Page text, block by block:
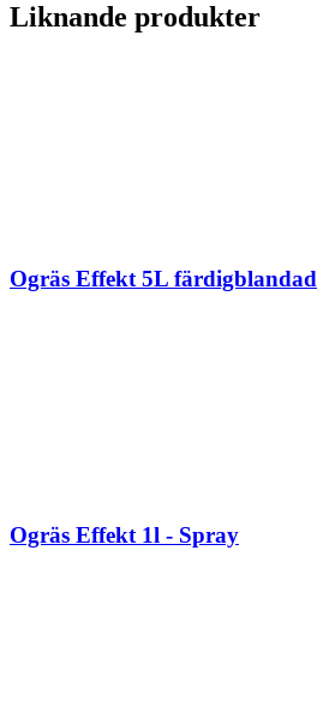
Liknande produkter
Ogräs Effekt 5L färdigblandad
Ogräs Effekt 1l - Spray